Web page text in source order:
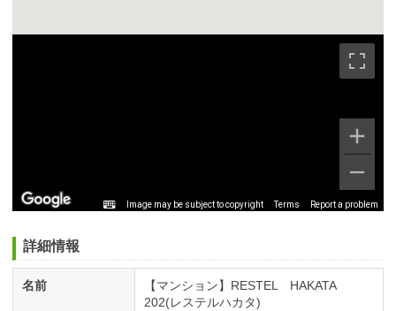
Image may be subject to copyright Terms Report a problem
詳細情報
名前
【マンション】RESTEL HAKATA
202(レステルハカタ)